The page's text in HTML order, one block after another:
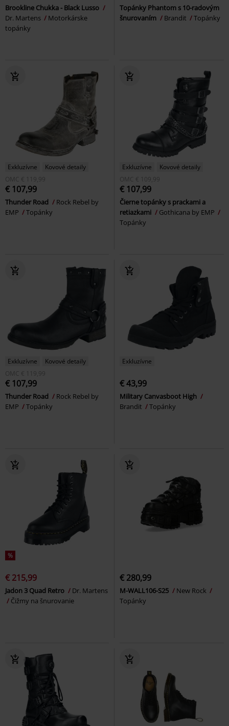
Brookline Chukka - Black Lusso
Dr. Martens
Motorkárske
topánky
Topánky Phantom s 10-radovým
šnurovaním
Brandit Topánky
Exkluzívne
Kovové detaily
OMC € 119,99
€ 107,99
Thunder Road
Rock Rebel by
EMP
Topánky
Exkluzívne
Kovové detaily
OMC € 109,99
€ 107,99
Čierne topánky s prackami a
retiazkami
Gothicana by EMP
Topánky
Exkluzívne
Kovové detaily
OMC € 119,99
€ 107,99
Thunder Road
Rock Rebel by
EMP
Topánky
Exkluzívne
€ 43,99
Military Canvasboot High
Brandit
Topánky
%
€ 215,99
Jadon 3 Quad Retro
Dr. Martens
Čižmy na šnurovanie
€ 280,99
M-WALL106-S25
New Rock
Topánky